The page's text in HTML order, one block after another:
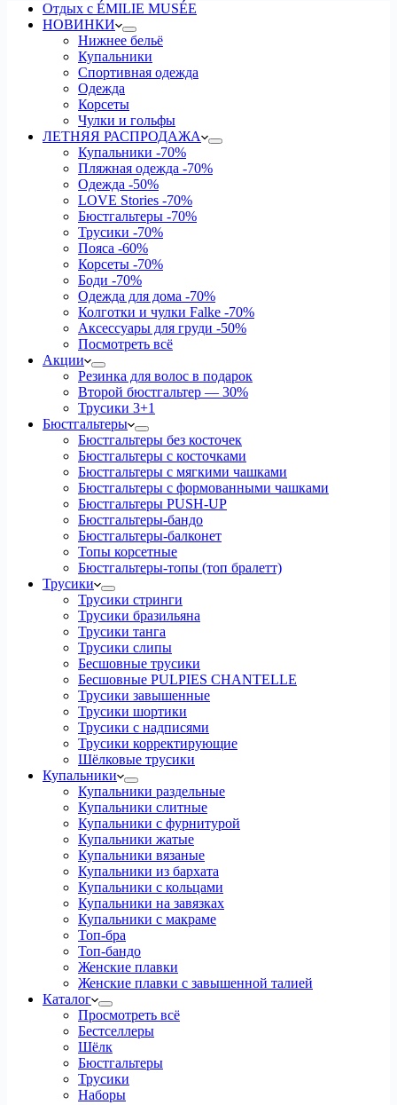
Отдых с ÉMILIE MUSÉE
НОВИНКИ
Нижнее бельё
Купальники
Спортивная одежда
Одежда
Корсеты
Чулки и гольфы
ЛЕТНЯЯ РАСПРОДАЖА
Купальники -70%
Пляжная одежда -70%
Одежда -50%
LOVE Stories -70%
Бюстгальтеры -70%
Трусики -70%
Пояса -60%
Корсеты -70%
Боди -70%
Одежда для дома -70%
Колготки и чулки Falke -70%
Аксессуары для груди -50%
Посмотреть всё
Акции
Резинка для волос в подарок
Второй бюстгальтер — 30%
Трусики 3+1
Бюстгальтеры
Бюстгальтеры без косточек
Бюстгальтеры с косточками
Бюстгальтеры с мягкими чашками
Бюстгальтеры с формованными чашками
Бюстгальтеры PUSH-UP
Бюстгальтеры-бандо
Бюстгальтеры-балконет
Топы корсетные
Бюстгальтеры-топы (топ бралетт)
Трусики
Трусики стринги
Трусики бразильяна
Трусики танга
Трусики слипы
Бесшовные трусики
Бесшовные PULPIES CHANTELLE
Трусики завышенные
Трусики шортики
Трусики с надписями
Трусики корректирующие
Шёлковые трусики
Купальники
Купальники раздельные
Купальники слитные
Купальники с фурнитурой
Купальники жатые
Купальники вязаные
Купальники из бархата
Купальники с кольцами
Купальники на завязках
Купальники с макраме
Топ-бра
Топ-бандо
Женские плавки
Женские плавки с завышенной талией
Каталог
Просмотреть всё
Бестселлеры
Шёлк
Бюстгальтеры
Трусики
Наборы